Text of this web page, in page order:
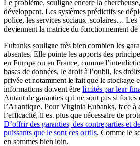
Le problème, souligne encore la
développent. Les systèmes prédictifs se
police, les services sociaux, scolaires… Les
deviennent la matrice du fonctionnement de
Eubanks souligne très bien combien les
absentes. Elle pointe les apports des
en Europe ou en France, comme
bases de données, le droit à l’oubli, les
privée et notamment le fait que le stockage
informations doivent être limités par leur
Autant de garanties qui ne sont pas si fortes
l’Atlantique. Pour Virginia Eubanks, face à
l’efficacité, il est plus que nécessaire de
D’offrir des garanties, des contreparties et
puissants que le sont ces outils. Comme le
en sommes bien loin.